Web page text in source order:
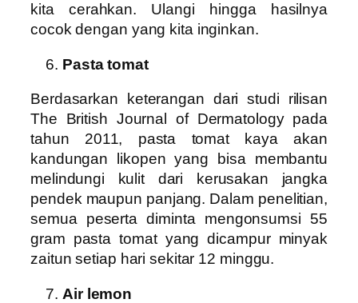
kita cerahkan. Ulangi hingga hasilnya
cocok dengan yang kita inginkan.
Pasta tomat
Berdasarkan keterangan dari studi rilisan
The British Journal of Dermatology pada
tahun 2011, pasta tomat kaya akan
kandungan likopen yang bisa membantu
melindungi kulit dari kerusakan jangka
pendek maupun panjang. Dalam penelitian,
semua peserta diminta mengonsumsi 55
gram pasta tomat yang dicampur minyak
zaitun setiap hari sekitar 12 minggu.
Air lemon